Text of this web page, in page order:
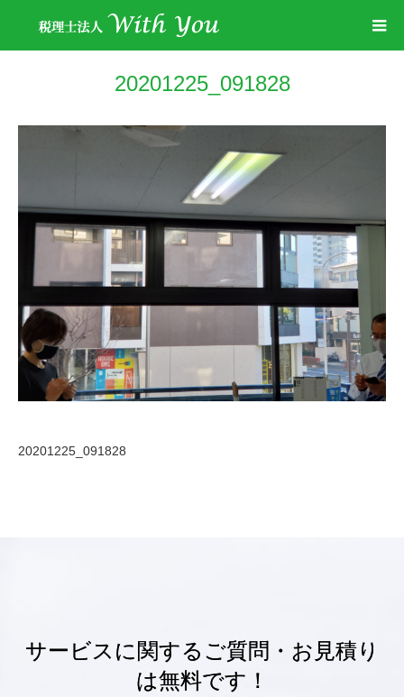
20201225_091828
20201225_091828
サービスに関するご質問・お見積り
は無料です！